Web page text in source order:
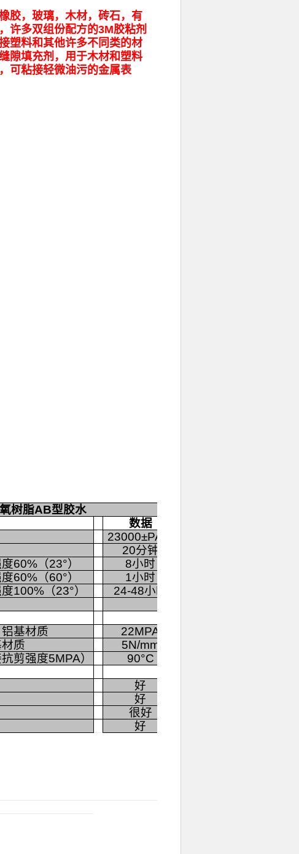
胶，玻璃，木材，砖石，有
许多双组份配方的3M胶粘剂
塑料和其他许多不同类的材
隙填充剂，用于木材和塑料
可粘接轻微油污的金属表
树脂AB型胶水
数据
23000±PA.S
20分钟
60%（23°）
8小时
60%（60°）
1小时
100%（23°）
24-48小时
基材质
22MPA
质
5N/mm
剪强度5MPA）
90°C
好
好
很好
好